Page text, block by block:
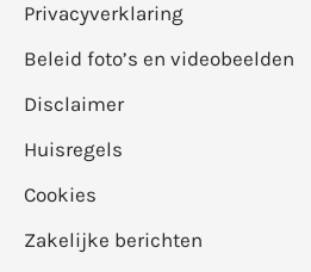
Privacyverklaring
Beleid foto’s en videobeelden
Disclaimer
Huisregels
Cookies
Zakelijke berichten